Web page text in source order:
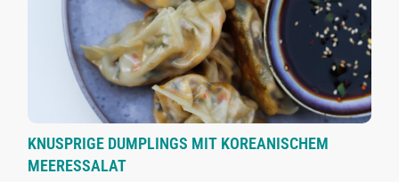
KNUSPRIGE DUMPLINGS MIT KOREANISCHEM
MEERESSALAT